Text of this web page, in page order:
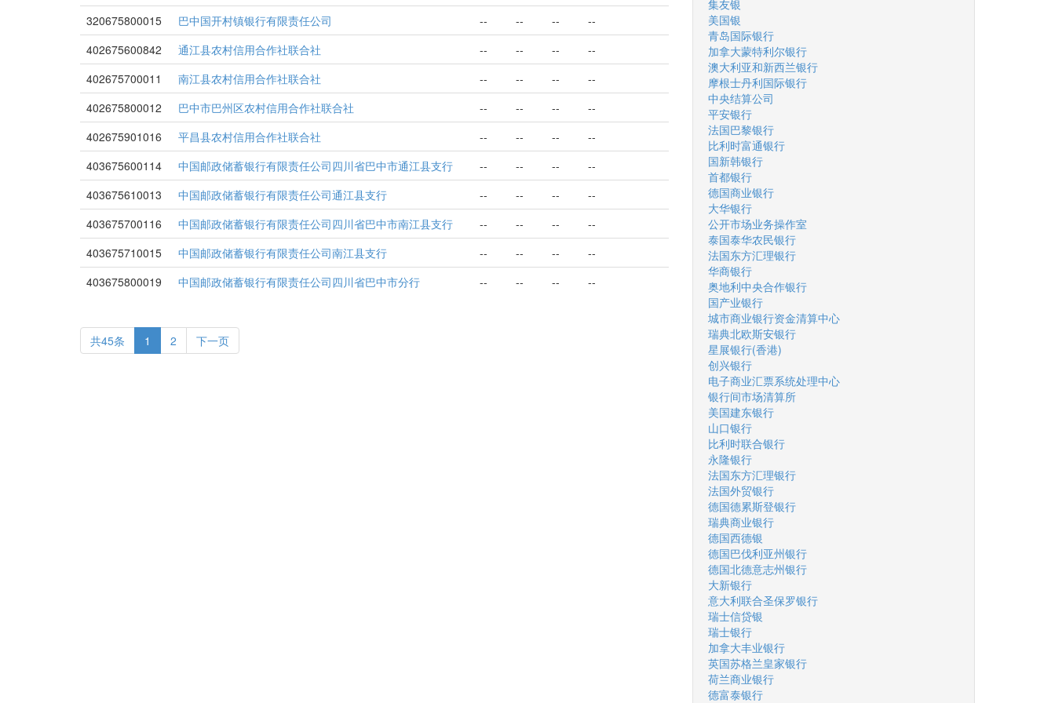
320675800015
巴中国开村镇银行有限责任公司 -- -- --
--
402675600842
通江县农村信用合作社联合社 -- -- --
--
402675700011
南江县农村信用合作社联合社 -- -- --
--
402675800012
巴中市巴州区农村信用合作社联合社 -- -- --
--
402675901016
平昌县农村信用合作社联合社 -- -- --
--
403675600114
中国邮政储蓄银行有限责任公司四川省巴中市通江县支行 -- -- --
--
403675610013
中国邮政储蓄银行有限责任公司通江县支行 -- -- --
--
403675700116
中国邮政储蓄银行有限责任公司四川省巴中市南江县支行 -- -- --
--
403675710015
中国邮政储蓄银行有限责任公司南江县支行 -- -- --
--
403675800019
中国邮政储蓄银行有限责任公司四川省巴中市分行 -- -- -- --
共45条 1 2 下一页
集友银
美国银
青岛国际银行
加拿大蒙特利尔银行
澳大利亚和新西兰银行
摩根士丹利国际银行
中央结算公司
平安银行
法国巴黎银行
比利时富通银行
国新韩银行
首都银行
德国商业银行
大华银行
公开市场业务操作室
泰国泰华农民银行
法国东方汇理银行
华商银行
奥地利中央合作银行
国产业银行
城市商业银行资金清算中心
瑞典北欧斯安银行
星展银行(香港)
创兴银行
电子商业汇票系统处理中心
银行间市场清算所
美国建东银行
山口银行
比利时联合银行
永隆银行
法国东方汇理银行
法国外贸银行
德国德累斯登银行
瑞典商业银行
德国西德银
德国巴伐利亚州银行
德国北德意志州银行
大新银行
意大利联合圣保罗银行
瑞士信贷银
瑞士银行
加拿大丰业银行
英国苏格兰皇家银行
荷兰商业银行
德富泰银行